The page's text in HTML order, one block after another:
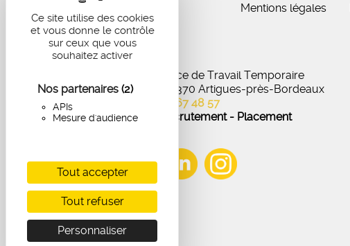
Ce site utilise des cookies
et vous donne le contrôle
sur ceux que vous
souhaitez activer
Nos partenaires (2)
APIs
Mesure d'audience
Tout accepter
Tout refuser
Personnaliser
Mentions légales
IA Recrutement - Agence de Travail Temporaire
27 Avenue de Virecourt, 33370 Artigues-près-Bordeaux
05 56 67 48 57
Offres d'emploi - Recrutement - Placement